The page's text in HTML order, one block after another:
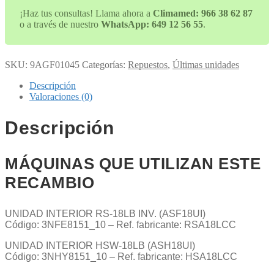
cantidad
¡Haz tus consultas! Llama ahora a Climamed: 966 38 62 87
o a través de nuestro WhatsApp: 649 12 56 55.
SKU: 9AGF01045 Categorías: Repuestos, Últimas unidades
Descripción
Valoraciones (0)
Descripción
MÁQUINAS QUE UTILIZAN ESTE
RECAMBIO
UNIDAD INTERIOR RS-18LB INV. (ASF18UI)
Código: 3NFE8151_10 – Ref. fabricante: RSA18LCC
UNIDAD INTERIOR HSW-18LB (ASH18UI)
Código: 3NHY8151_10 – Ref. fabricante: HSA18LCC